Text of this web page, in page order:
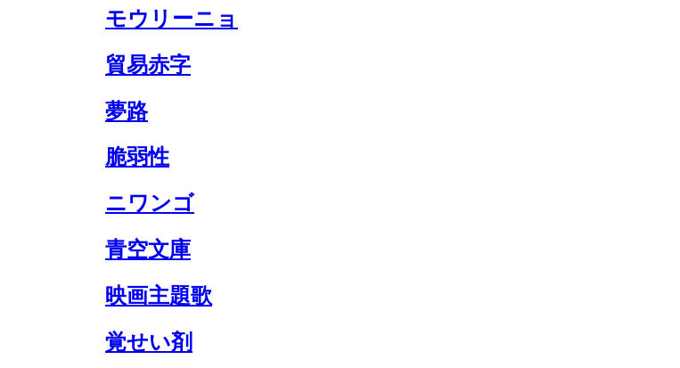
モウリーニョ
貿易赤字
夢路
脆弱性
ニワンゴ
青空文庫
映画主題歌
覚せい剤